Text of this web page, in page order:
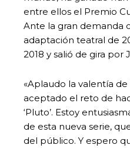
entre ellos el Premio
Ante la gran demanda
adaptación teatral de
2018 y salió de gira por
«Aplaudo la valentía
aceptado el reto de
‘Pluto’. Estoy
de esta nueva serie,
del público. Y espero